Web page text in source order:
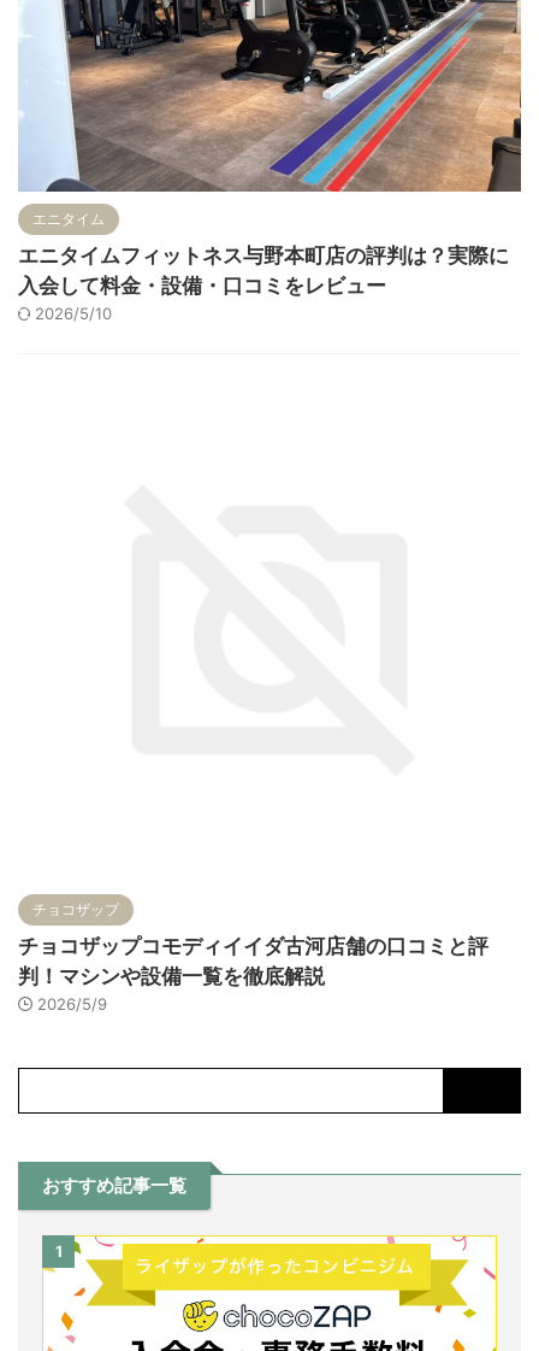
エニタイム
エニタイムフィットネス与野本町店の評判は？実際に
入会して料金・設備・口コミをレビュー
2026/5/10
チョコザップ
チョコザップコモディイイダ古河店舗の口コミと評
判！マシンや設備一覧を徹底解説
2026/5/9
おすすめ記事一覧
1